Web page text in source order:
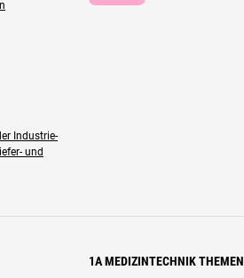
Industrie-
und
1A MEDIZINTECHNIK THEMEN